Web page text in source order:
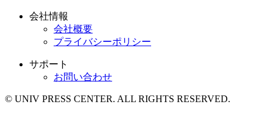
会社情報
会社概要
プライバシーポリシー
サポート
お問い合わせ
© UNIV PRESS CENTER. ALL RIGHTS RESERVED.